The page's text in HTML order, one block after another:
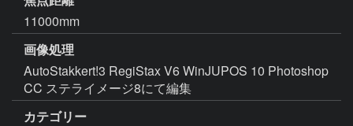
11000mm
画像処理
AutoStakkert!3 RegiStax V6 WinJUPOS 10 Photoshop
CC ステライメージ8にて編集
カテゴリー